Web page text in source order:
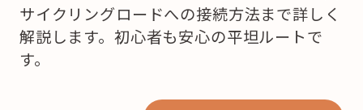
う
か
な？”
サイクリングロードへの接続方法まで詳しく
解説します。初心者も安心の平坦ルートで
す。